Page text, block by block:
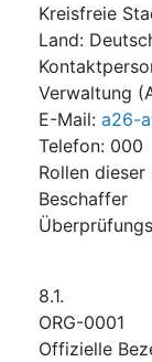
Kreisfreie
Land:
Verwaltung
E-Mail: a26-
Telefon: 000
Rollen
Beschaffer
8.1.
ORG-0001
Offizielle